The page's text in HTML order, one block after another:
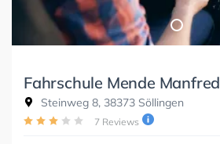
Fahrschule Mende Manfred
Steinweg 8, 38373 Söllingen
7 Reviews